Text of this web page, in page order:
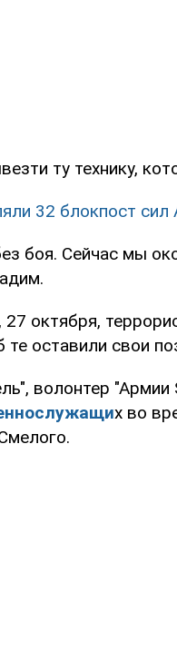
ту технику,
32 блокпост
боя. Сейчас мы
октября,
оставили свои
волонтер "Армии
х во